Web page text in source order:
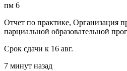
пм 6
Отчет по практике, Организация
парциальной образовательной
Срок сдачи к 16 авг.
7 минут назад